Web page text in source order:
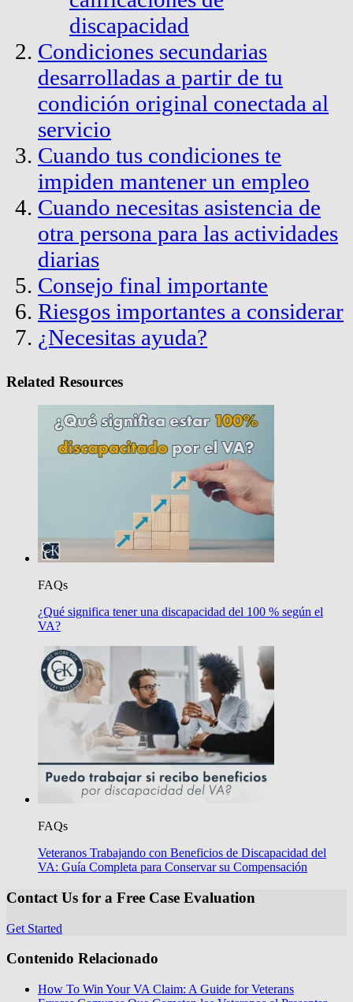
discapacidad
Condiciones secundarias
desarrolladas a partir de tu
condición original conectada al
servicio
Cuando tus condiciones te
impiden mantener un empleo
Cuando necesitas asistencia de
otra persona para las actividades
diarias
Consejo final importante
Riesgos importantes a considerar
¿Necesitas ayuda?
Related Resources
FAQs
¿Qué significa tener una discapacidad del 100 % según el
VA?
FAQs
Veteranos Trabajando con Beneficios de Discapacidad del
VA: Guía Completa para Conservar su Compensación
Contact Us for a Free Case Evaluation
Get Started
Contenido Relacionado
How To Win Your VA Claim: A Guide for Veterans